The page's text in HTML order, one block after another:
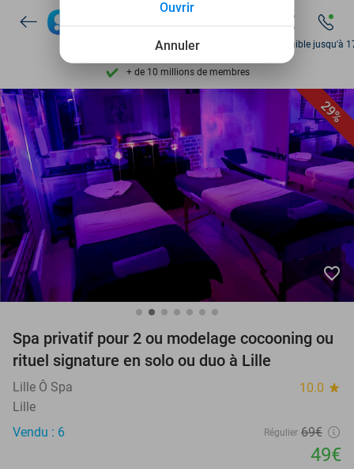
Découvrez + de 15.000 deals
Disponible 7 jours par semaine
+ de 10 millions de membres
basé sur 206 170 avis
Découvrez + de 15.000 deals
Disponible 7 jours par semaine
+ de 10 millions de membres
Disponible jusqu'à
29%
favorite_border
Spa privatif pour 2 ou modelage cocooning ou
rituel signature en solo ou duo à Lille
Lille Ô Spa 10.0 star
Lille
Vendu : 6
Régulier 69€
49€
Annuler
Ouvrir